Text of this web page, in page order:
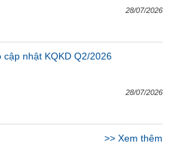
28/07/2026
cập nhật KQKD Q2/2026
28/07/2026
>> Xem thêm